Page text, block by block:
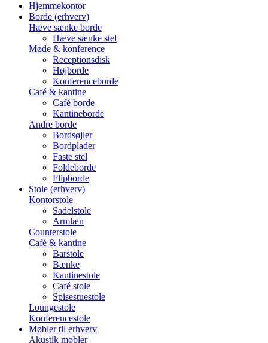
Hjemmekontor
Borde (erhverv)
Hæve sænke borde
Hæve sænke stel
Møde & konference
Receptionsdisk
Højborde
Konferenceborde
Café & kantine
Café borde
Kantineborde
Andre borde
Bordsøjler
Bordplader
Faste stel
Foldeborde
Flipborde
Stole (erhverv)
Kontorstole
Sadelstole
Armlæn
Counterstole
Café & kantine
Barstole
Bænke
Kantinestole
Café stole
Spisestuestole
Loungestole
Konferencestole
Møbler til erhverv
Akustik møbler